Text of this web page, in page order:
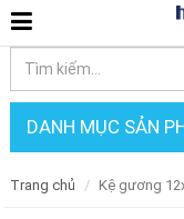
DANH MỤC SẢN
Trang chủ Kệ gương